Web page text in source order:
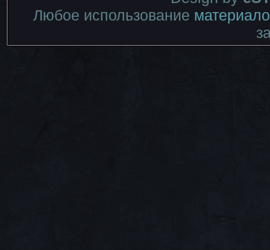
Любое использование